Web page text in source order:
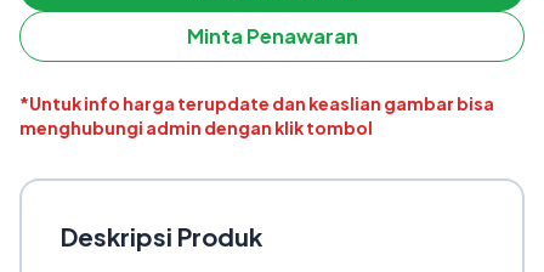
Minta Penawaran
*Untuk info harga terupdate dan keaslian gambar bisa
menghubungi admin dengan klik tombol
Deskripsi Produk